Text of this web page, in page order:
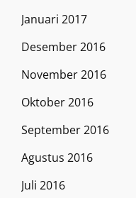
Januari 2017
Desember 2016
November 2016
Oktober 2016
September 2016
Agustus 2016
Juli 2016